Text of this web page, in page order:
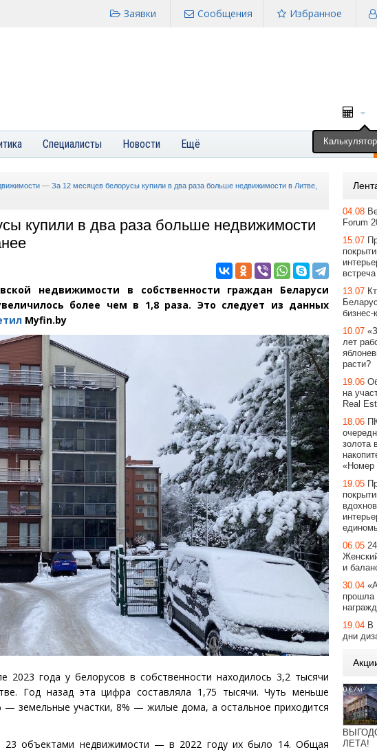
Избранное
Сообщения
Заявки
Специалисты Новости Ещё
— За 12 месяцев белорусы купили в два раза больше недвижимости в Литве,
купили в два раза больше недвижимости
недвижимости в собственности граждан Беларуси
более чем в 1,8 раза. Это следует из данных
Myfin.by
года у белорусов в собственности находилось 3,2 тысячи
Год назад эта цифра составляла 1,75 тысячи. Чуть меньше
земельные участки, 8% — жилые дома, а остальное приходится
23 объектами недвижимости — в 2022 году их было 14. Общая
04.08
Forum
15.07
13.07
бизнес-
10.07
лет
расти?
19.06
на
Real
18.06
золота
«Номер
19.05
06.05
и
30.04
прошла
19.04 В
дни
ЛЕТА!